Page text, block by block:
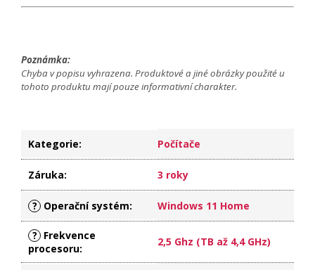
Poznámka:
Chyba v popisu vyhrazena. Produktové a jiné obrázky použité u
tohoto produktu mají pouze informativní charakter.
Kategorie: Počítače
Záruka: 3 roky
? Operační systém: Windows 11 Home
? Frekvence
procesoru: 2,5 Ghz (TB až 4,4 GHz)